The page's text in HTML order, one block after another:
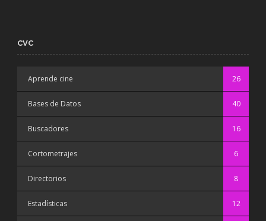
CVC
Aprende cine 26
Bases de Datos 40
Buscadores 16
Cortometrajes 6
Directorios 8
Estadísticas 12